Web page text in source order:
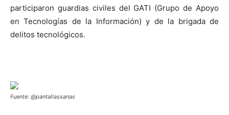
participaron guardias civiles del GATI (Grupo de Apoyo
en Tecnologías de la Información) y de la brigada de
delitos tecnológicos.
Fuente: @pantallassanas